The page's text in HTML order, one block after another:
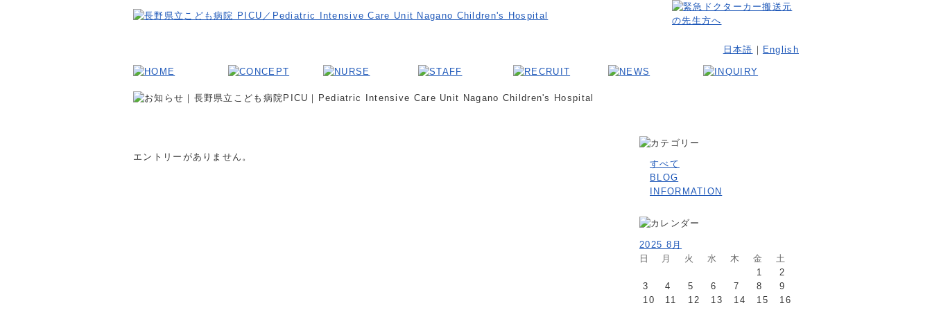
日本語 ｜ English
エントリーがありません。
すべて
BLOG
INFORMATION
2025 8月
日
月 火 水 木 金
土
1
2
3
4 5 6 7 8
9
10
11 12 13 14 15
16